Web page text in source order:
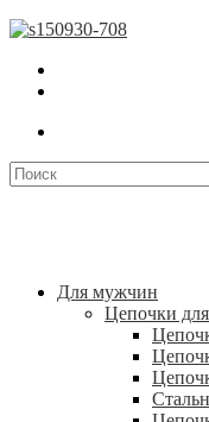
Для мужчин
Цепочки